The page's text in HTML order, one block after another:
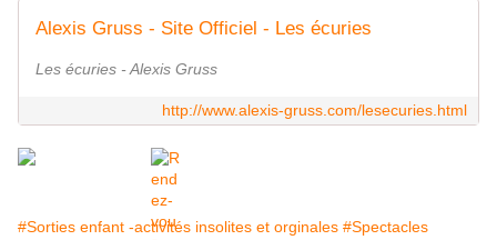
Alexis Gruss - Site Officiel - Les écuries
Les écuries - Alexis Gruss
http://www.alexis-gruss.com/lesecuries.html
#Sorties enfant -activités insolites et orginales #Spectacles